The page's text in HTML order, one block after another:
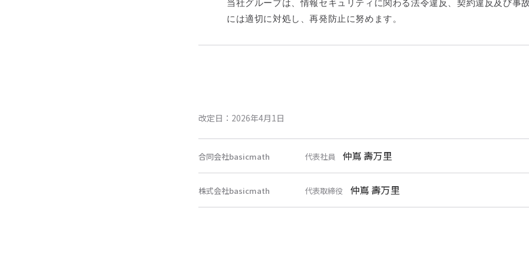
には適切に対処し、再発防止に努めます。
改定日：2026年4月1日
合同会社basicmath 代表社員 仲嶌 壽万里
株式会社basicmath 代表取締役 仲嶌 壽万里